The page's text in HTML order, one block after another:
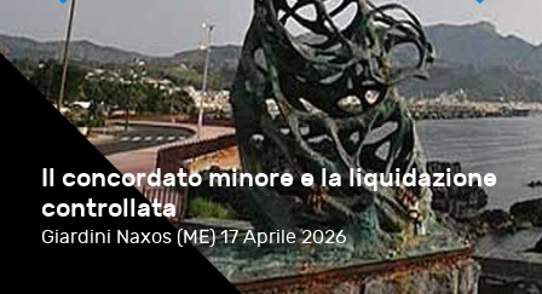
Il concordato minore e la liquidazione
controllata
Giardini Naxos (ME) 17 Aprile 2026